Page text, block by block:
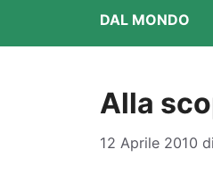
DAL MONDO
Alla
12 Aprile 2010 di